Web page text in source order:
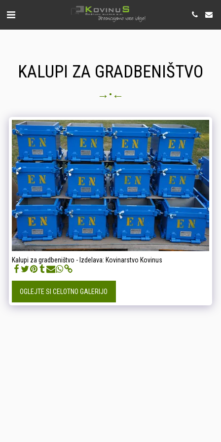
KALUPI ZA GRADBENIŠTVO
→ • ←
Kalupi za gradbeništvo - Izdelava: Kovinarstvo Kovinus
OGLEJTE SI CELOTNO GALERIJO